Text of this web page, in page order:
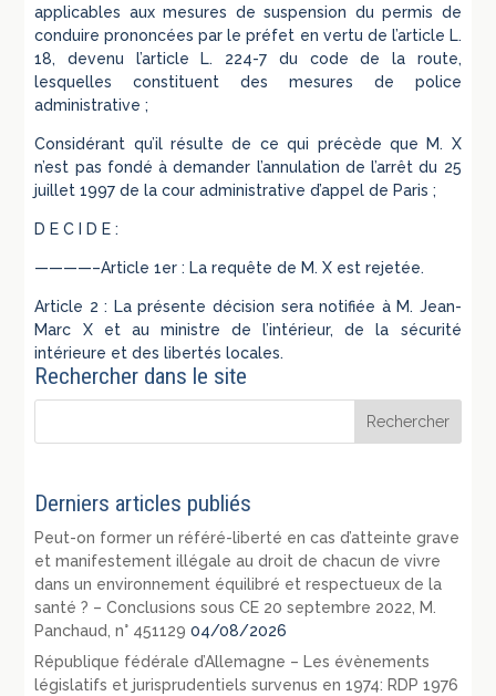
applicables aux mesures de suspension du permis de
conduire prononcées par le préfet en vertu de l’article L.
18, devenu l’article L. 224-7 du code de la route,
lesquelles constituent des mesures de police
administrative ;
Considérant qu’il résulte de ce qui précède que M. X
n’est pas fondé à demander l’annulation de l’arrêt du 25
juillet 1997 de la cour administrative d’appel de Paris ;
D E C I D E :
————–Article 1er : La requête de M. X est rejetée.
Article 2 : La présente décision sera notifiée à M. Jean-
Marc X et au ministre de l’intérieur, de la sécurité
intérieure et des libertés locales.
Rechercher dans le site
Derniers articles publiés
Peut-on former un référé-liberté en cas d’atteinte grave
et manifestement illégale au droit de chacun de vivre
dans un environnement équilibré et respectueux de la
santé ? – Conclusions sous CE 20 septembre 2022, M.
Panchaud, n° 451129 04/08/2026
République fédérale d’Allemagne – Les évènements
législatifs et jurisprudentiels survenus en 1974: RDP 1976